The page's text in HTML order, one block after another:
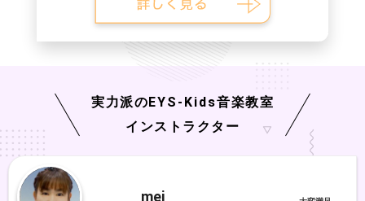
実力派の EYS-Kids音楽教室
インストラクター
mei